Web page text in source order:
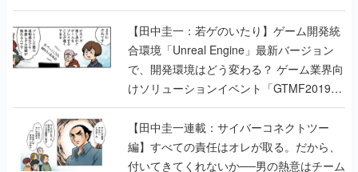
のいたり】
【田中圭一：若ゲのいたり】ゲーム開発統
合環境「Unreal Engine」最新バージョン
で、開発環境はどう変わる？ ゲーム業界向
けソリューションイベント「GTMF2019」
に行って、より理解を深めよう【PR】
【田中圭一連載：サイバーコネクトツー
編】すべての責任はオレが取る。だから、
付いてきてくれないか──男の熱意はチーム